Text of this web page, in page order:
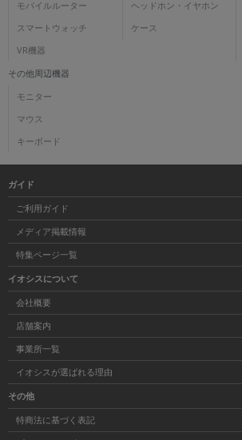
モバイルルーター
スマートウォッチ
VR機器
ヘッドホン・イヤホン
ケース
その他周辺機器
モニター
マウス
キーボード
ガイド
ご利用ガイド
メディア掲載情報
特集ページ一覧
イオシスについて
会社概要
店舗案内
事業所一覧
イオシスが選ばれる理由
その他
特商法に基づく表記